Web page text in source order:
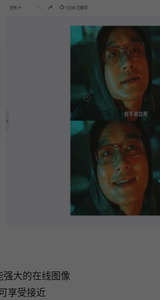
大的在线图像
享受接近